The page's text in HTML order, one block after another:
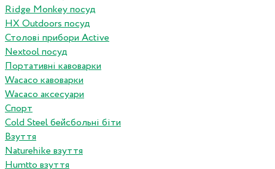
Ridge Monkey посуд
HX Outdoors посуд
Столові прибори Active
Nextool посуд
Портативні кавоварки
Wacaco кавоварки
Wacaco аксесуари
Спорт
Cold Steel бейсбольні біти
Взуття
Naturehike взуття
Humtto взуття